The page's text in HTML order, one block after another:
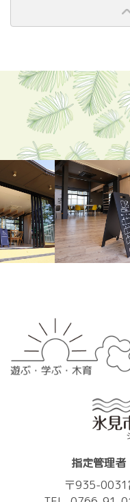
指定管理
〒935-0031